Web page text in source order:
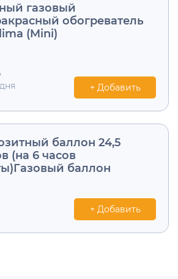
газовый
обогреватель
(Mini)
+ Добавить
баллон 24,5
(на 6 часов
баллон
+ Добавить